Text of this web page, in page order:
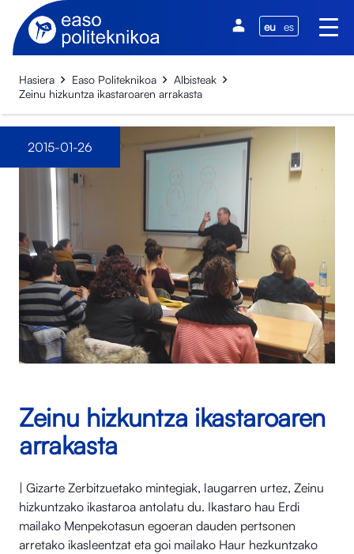
eu es
Hasiera Easo Politeknikoa
Albisteak
Zeinu hizkuntza ikastaroaren arrakasta
2015-01-26
Zeinu hizkuntza ikastaroaren
arrakasta
| Gizarte Zerbitzuetako mintegiak, laugarren urtez, Zeinu
hizkuntzako ikastaroa antolatu du. Ikastaro hau Erdi
mailako Menpekotasun egoeran dauden pertsonen
arretako ikasleentzat eta goi mailako Haur hezkuntzako